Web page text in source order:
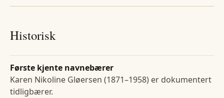
Historisk
Første kjente navnebærer
Karen Nikoline Gløersen (1871–1958) er dokumentert
tidligbærer.